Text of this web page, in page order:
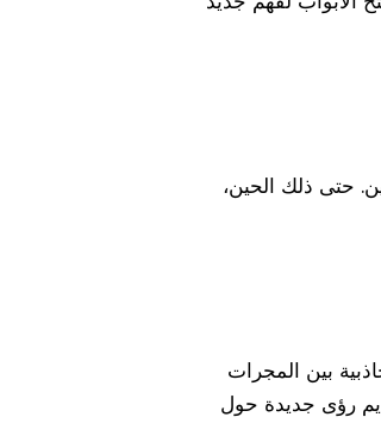
حتى ذلك الحين،
بين المجرات
رؤى جديدة حول